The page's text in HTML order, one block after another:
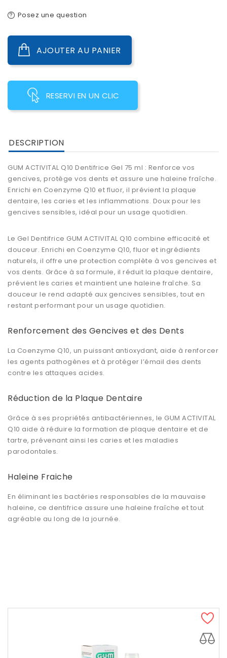
Posez une question
AJOUTER AU PANIER
RESERVI EN UN CLIC
DESCRIPTION
GUM ACTIVITAL Q10 Dentifrice Gel 75 ml : Renforce vos
gencives, protège vos dents et assure une haleine fraîche.
Enrichi en Coenzyme Q10 et fluor, il prévient la plaque
dentaire, les caries et les inflammations. Doux pour les
gencives sensibles, idéal pour un usage quotidien.
Le Gel Dentifrice GUM ACTIVITAL Q10 combine efficacité et
douceur. Enrichi en Coenzyme Q10, fluor et ingrédients
naturels, il offre une protection complète à vos gencives et
vos dents. Grâce à sa formule, il réduit la plaque dentaire,
prévient les caries et maintient une haleine fraîche. Sa
douceur le rend adapté aux gencives sensibles, tout en
restant performant pour un usage quotidien.
Renforcement des Gencives et des Dents
La Coenzyme Q10, un puissant antioxydant, aide à renforcer
les agents pathogènes et à protéger l’émail des dents
contre les attaques acides.
Réduction de la Plaque Dentaire
Grâce à ses propriétés antibactériennes, le GUM ACTIVITAL
Q10 aide à réduire la formation de plaque dentaire et de
tartre, prévenant ainsi les caries et les maladies
parodontales.
Haleine Fraiche
En éliminant les bactéries responsables de la mauvaise
haleine, ce dentifrice assure une haleine fraîche et tout
agréable au long de la journée.